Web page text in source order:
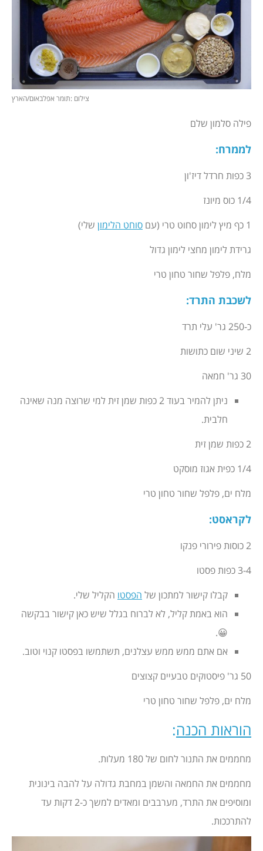
צילום :תומר אפלבאום/הארץ
פילה סלמון שלם
לממרח:
3 כפות חרדל דיז'ון
1/4 כוס מיונז
1 כף מיץ לימון סחוט טרי (עם
סוחט הלימון שלי)
גרידת לימון מחצי לימון גדול
מלח, פלפל שחור טחון טרי
לשכבת התרד:
כ-250 גר' עלי תרד
2 שיני שום כתושות
30 גר' חמאה
ניתן להמיר בעוד 2 כפות שמן זית למי שרוצה מנה שאינה
חלבית.
2 כפות שמן זית
1/4 כפית אגוז מוסקט
מלח ים, פלפל שחור טחון טרי
לקראסט:
2 כוסות פירורי פנקו
3-4 כפות פסטו
קבלו קישור למתכון של הפסטו הקליל שלי.
הוא באמת קליל, לא לברוח בגלל שיש כאן קישור בבקשה
😀.
אם אתם ממש ממש עצלנים, תשתמשו בפסטו קנוי וטוב.
50 גר' פיסטוקים טבעיים קצוצים
מלח ים, פלפל שחור טחון טרי
הוראות הכנה:
מחממים את התנור לחום של 180 מעלות.
מחממים את החמאה והשמן במחבת גדולה על להבה בינונית
ומוסיפים את התרד, מערבבים ומאדים למשך כ-2 דקות עד
להתרככות.